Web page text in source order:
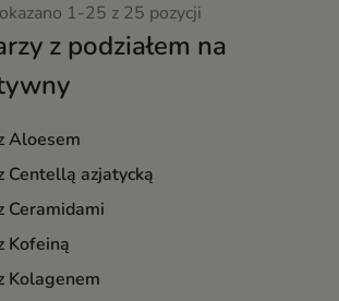
z podziałem na
Aloesem
Centellą azjatycką
Ceramidami
Kofeiną
Kolagenem
1-25 z 25 pozycji